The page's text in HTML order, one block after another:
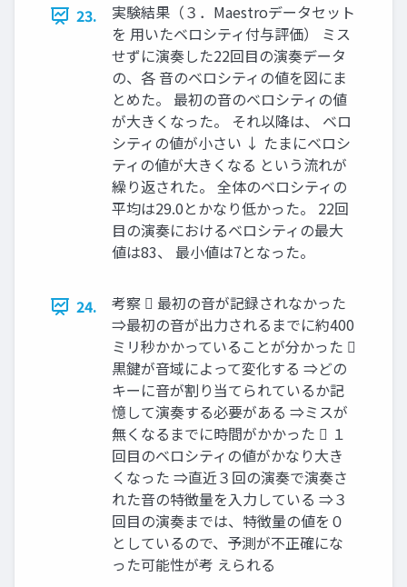
23.
実験結果（３．Maestroデータセット
を 用いたベロシティ付与評価） ミス
せずに演奏した22回目の演奏データ
の、各 音のベロシティの値を図にま
とめた。 最初の音のベロシティの値
が大きくなった。 それ以降は、 ベロ
シティの値が小さい ↓ たまにベロシ
ティの値が大きくなる という流れが
繰り返された。 全体のベロシティの
平均は29.0とかなり低かった。 22回
目の演奏におけるベロシティの最大
値は83、 最小値は7となった。
24.
考察  最初の音が記録されなかった
⇒最初の音が出力されるまでに約400
ミリ秒かかっていることが分かった 
黒鍵が音域によって変化する ⇒どの
キーに音が割り当てられているか記
憶して演奏する必要がある ⇒ミスが
無くなるまでに時間がかかった  １
回目のベロシティの値がかなり大き
くなった ⇒直近３回の演奏で演奏さ
れた音の特徴量を入力している ⇒３
回目の演奏までは、特徴量の値を０
としているので、予測が不正確にな
った可能性が考 えられる